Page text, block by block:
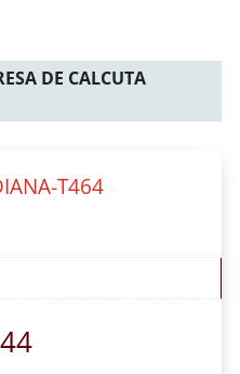
DE CALCUTA
T464